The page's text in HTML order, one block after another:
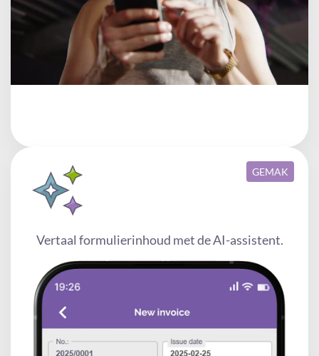
GEMAK
Vertaal formulierinhoud met de AI-assistent.